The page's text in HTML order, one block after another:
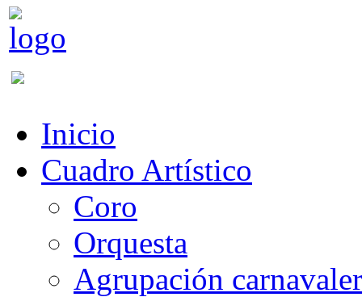
Inicio
Cuadro Artístico
Coro
Orquesta
Agrupación